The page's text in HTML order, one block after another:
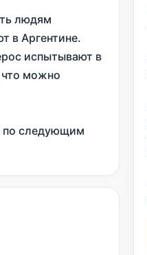
людям
в Аргентине.
испытывают в
можно
по следующим